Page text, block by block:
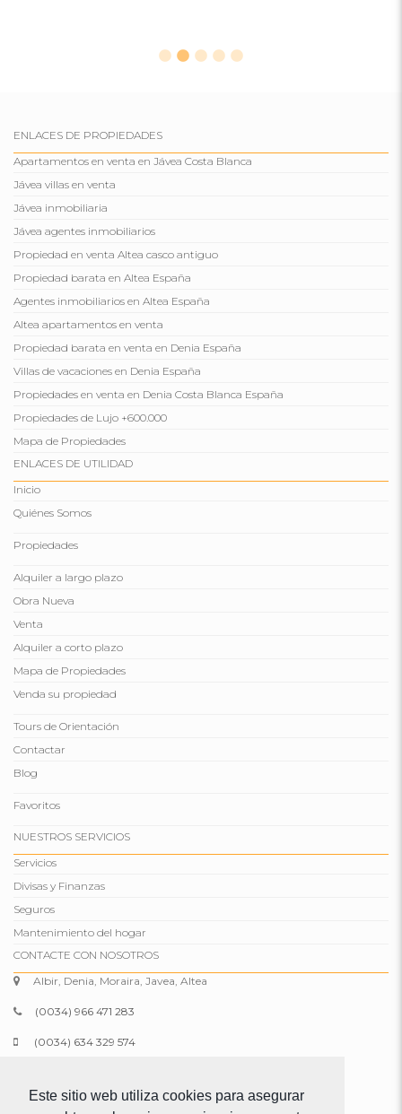
Este sitio web utiliza cookies para asegurar
ENLACES DE PROPIEDADES
Apartamentos en venta en Jávea Costa Blanca
Jávea villas en venta
Jávea inmobiliaria
Jávea agentes inmobiliarios
Propiedad en venta Altea casco antiguo
Propiedad barata en Altea España
Agentes inmobiliarios en Altea España
Altea apartamentos en venta
Propiedad barata en venta en Denia España
Villas de vacaciones en Denia España
Propiedades en venta en Denia Costa Blanca España
Propiedades de Lujo +600.000
Mapa de Propiedades
ENLACES DE UTILIDAD
Inicio
Quiénes Somos
Propiedades
Alquiler a largo plazo
Obra Nueva
Venta
Alquiler a corto plazo
Mapa de Propiedades
Venda su propiedad
Tours de Orientación
Contactar
Blog
Favoritos
NUESTROS SERVICIOS
Servicios
Divisas y Finanzas
Seguros
Mantenimiento del hogar
CONTACTE CON NOSOTROS
Albir, Denia, Moraira, Javea, Altea
(0034) 966 471 283
(0034) 634 329 574
www.comparepropertiesspain.com